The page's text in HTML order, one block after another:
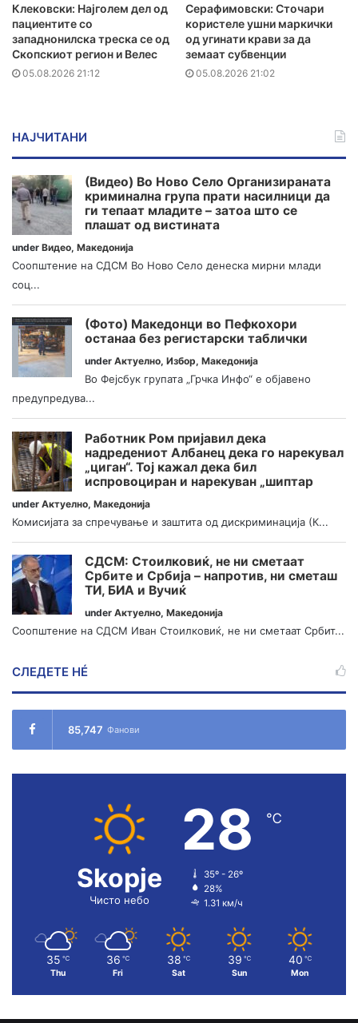
Клековски: Најголем дел од
пациентите сo
западнонилска треска се од
Скопскиот регион и Велес
05.08.2026 21:12
Серафимовски: Сточари
користеле ушни маркички
од угинати крави за да
земаат субвенции
05.08.2026 21:02
НАЈЧИТАНИ
(Видео) Во Ново Село Организираната
криминална група прати насилници да
ги тепаат младите – затоа што се
плашат од вистината
under Видео, Македонија
Соопштение на СДСМ Во Ново Село денеска мирни млади
соц...
(Фото) Македонци во Пефкохори
останаа без регистарски таблички
under Актуелно, Избор, Македонија
Во Фејсбук групата „Грчка Инфо“ е објавено
предупредува...
Работник Ром пријавил дека
надредениот Албанец дека го нарекувал
„циган“. Тој кажал дека бил
испровоциран и нарекуван „шиптар
under Актуелно, Македонија
Комисијата за спречување и заштита од дискриминација (К...
СДСМ: Стоилковиќ, не ни сметаат
Србите и Србија – напротив, ни сметаш
ТИ, БИА и Вучиќ
under Актуелно, Македонија
Соопштение на СДСМ Иван Стоилковиќ, не ни сметаат Србит...
СЛЕДЕТЕ НÉ
85,747 Фанови
Skopje
Чисто небо
28 ℃
35º - 26º
28%
1.31 км/ч
35 ℃
Thu
36 ℃
Fri
38 ℃
Sat
39 ℃
Sun
40 ℃
Mon